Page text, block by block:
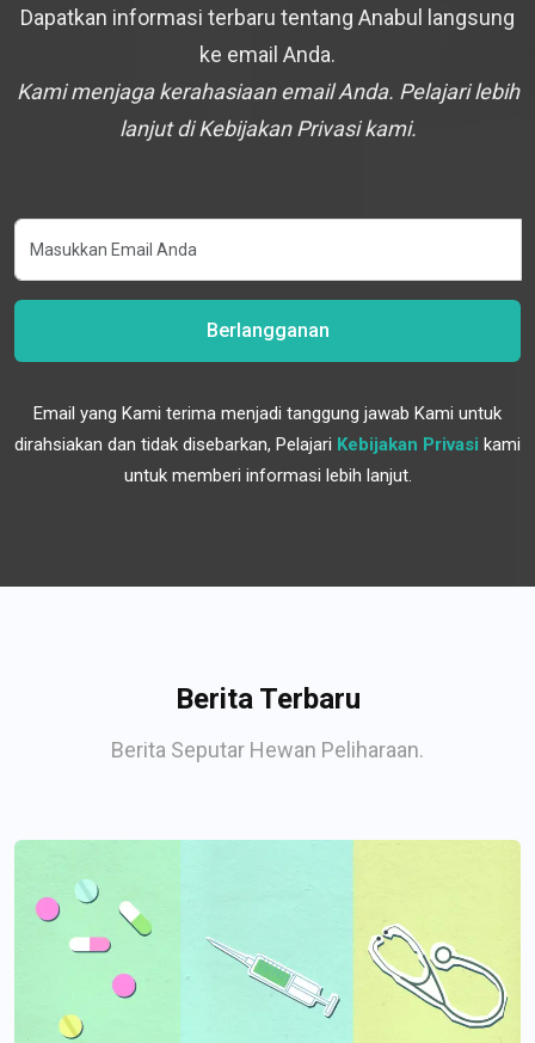
Dapatkan informasi terbaru tentang Anabul langsung
ke email Anda.
Kami menjaga kerahasiaan email Anda. Pelajari lebih
lanjut di Kebijakan Privasi kami.
Berlangganan
Email yang Kami terima menjadi tanggung jawab Kami untuk
dirahsiakan dan tidak disebarkan, Pelajari Kebijakan Privasi kami
untuk memberi informasi lebih lanjut.
Berita Terbaru
Berita Seputar Hewan Peliharaan.